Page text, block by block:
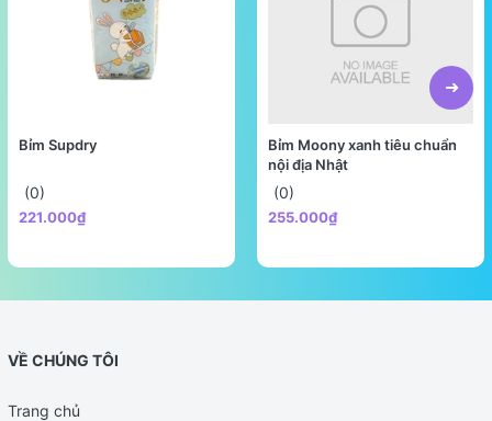
Bỉm Supdry
(0)
221.000₫
Bỉm Moony xanh tiêu chuẩn
nội địa Nhật
(0)
255.000₫
VỀ CHÚNG TÔI
Trang chủ